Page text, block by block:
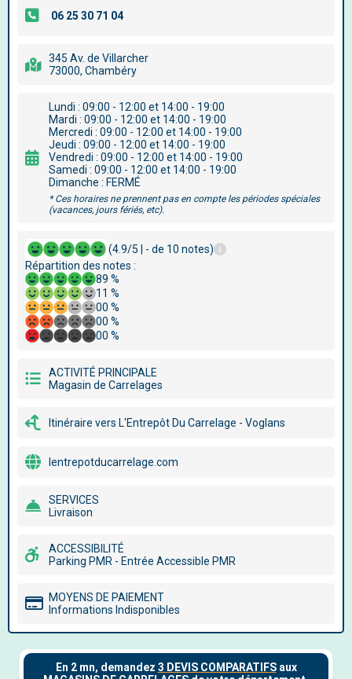
345 Av. de Villarcher
73000, Chambéry
Lundi : 09:00 - 12:00 et 14:00 - 19:00
Mardi : 09:00 - 12:00 et 14:00 - 19:00
Mercredi : 09:00 - 12:00 et 14:00 - 19:00
Jeudi : 09:00 - 12:00 et 14:00 - 19:00
Vendredi : 09:00 - 12:00 et 14:00 - 19:00
Samedi : 09:00 - 12:00 et 14:00 - 19:00
Dimanche : FERMÉ
* Ces horaires ne prennent pas en compte les périodes spéciales
(vacances, jours fériés, etc).
(4.9/5 | - de 10 notes)
Répartition des notes :
89 %
11 %
00 %
00 %
00 %
ACTIVITÉ PRINCIPALE
Magasin de Carrelages
Itinéraire vers L'Entrepôt Du Carrelage - Voglans
lentrepotducarrelage.com
SERVICES
Livraison
ACCESSIBILITÉ
Parking PMR - Entrée Accessible PMR
MOYENS DE PAIEMENT
Informations Indisponibles